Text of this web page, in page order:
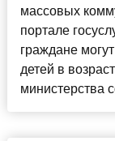
массовых
портале
граждане
детей в
министерства